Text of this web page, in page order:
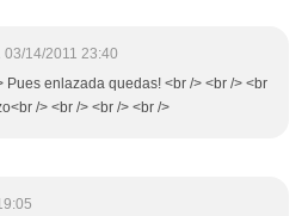
03/14/2011 23:40
Pues enlazada quedas! <br /> <br /> <br
/> <br /> <br /> <br />